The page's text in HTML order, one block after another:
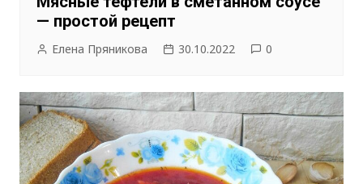
— простой рецепт
Елена Пряникова 30.10.2022 0